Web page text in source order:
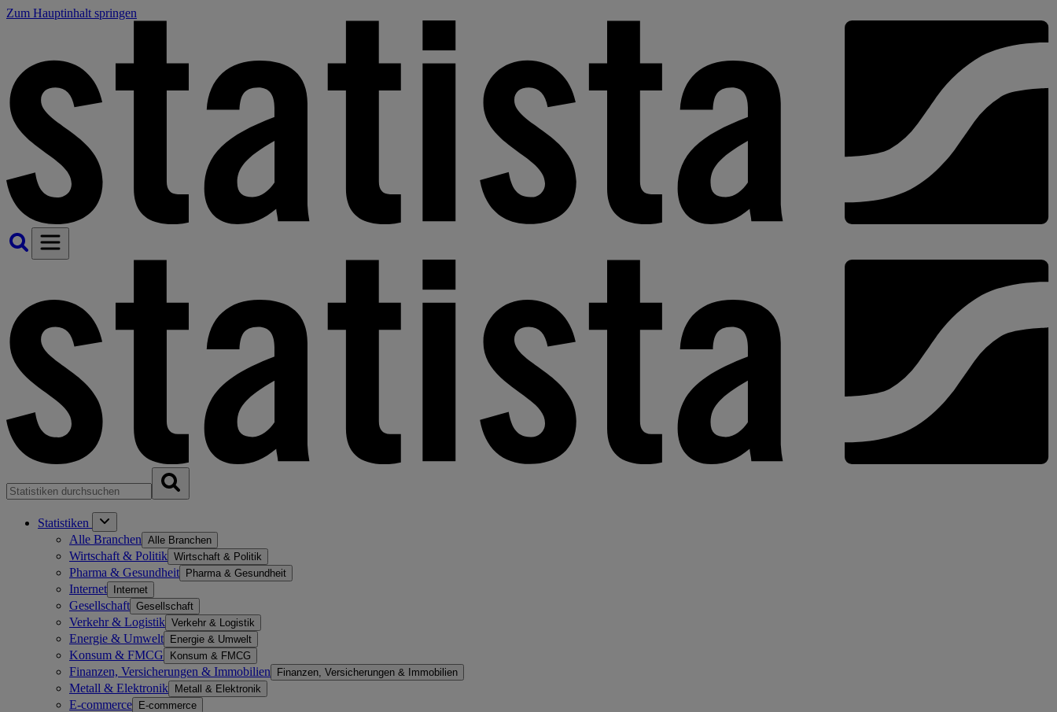
Zum Hauptinhalt springen
Statistiken
Alle Branchen Alle Branchen
Wirtschaft & Politik Wirtschaft & Politik
Pharma & Gesundheit Pharma & Gesundheit
Internet Internet
Gesellschaft Gesellschaft
Verkehr & Logistik Verkehr & Logistik
Energie & Umwelt Energie & Umwelt
Konsum & FMCG Konsum & FMCG
Finanzen, Versicherungen & Immobilien Finanzen, Versicherungen & Immobilien
Metall & Elektronik Metall & Elektronik
E-commerce E-commerce